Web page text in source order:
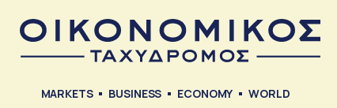
MARKETS BUSINESS ECONOMY WORLD